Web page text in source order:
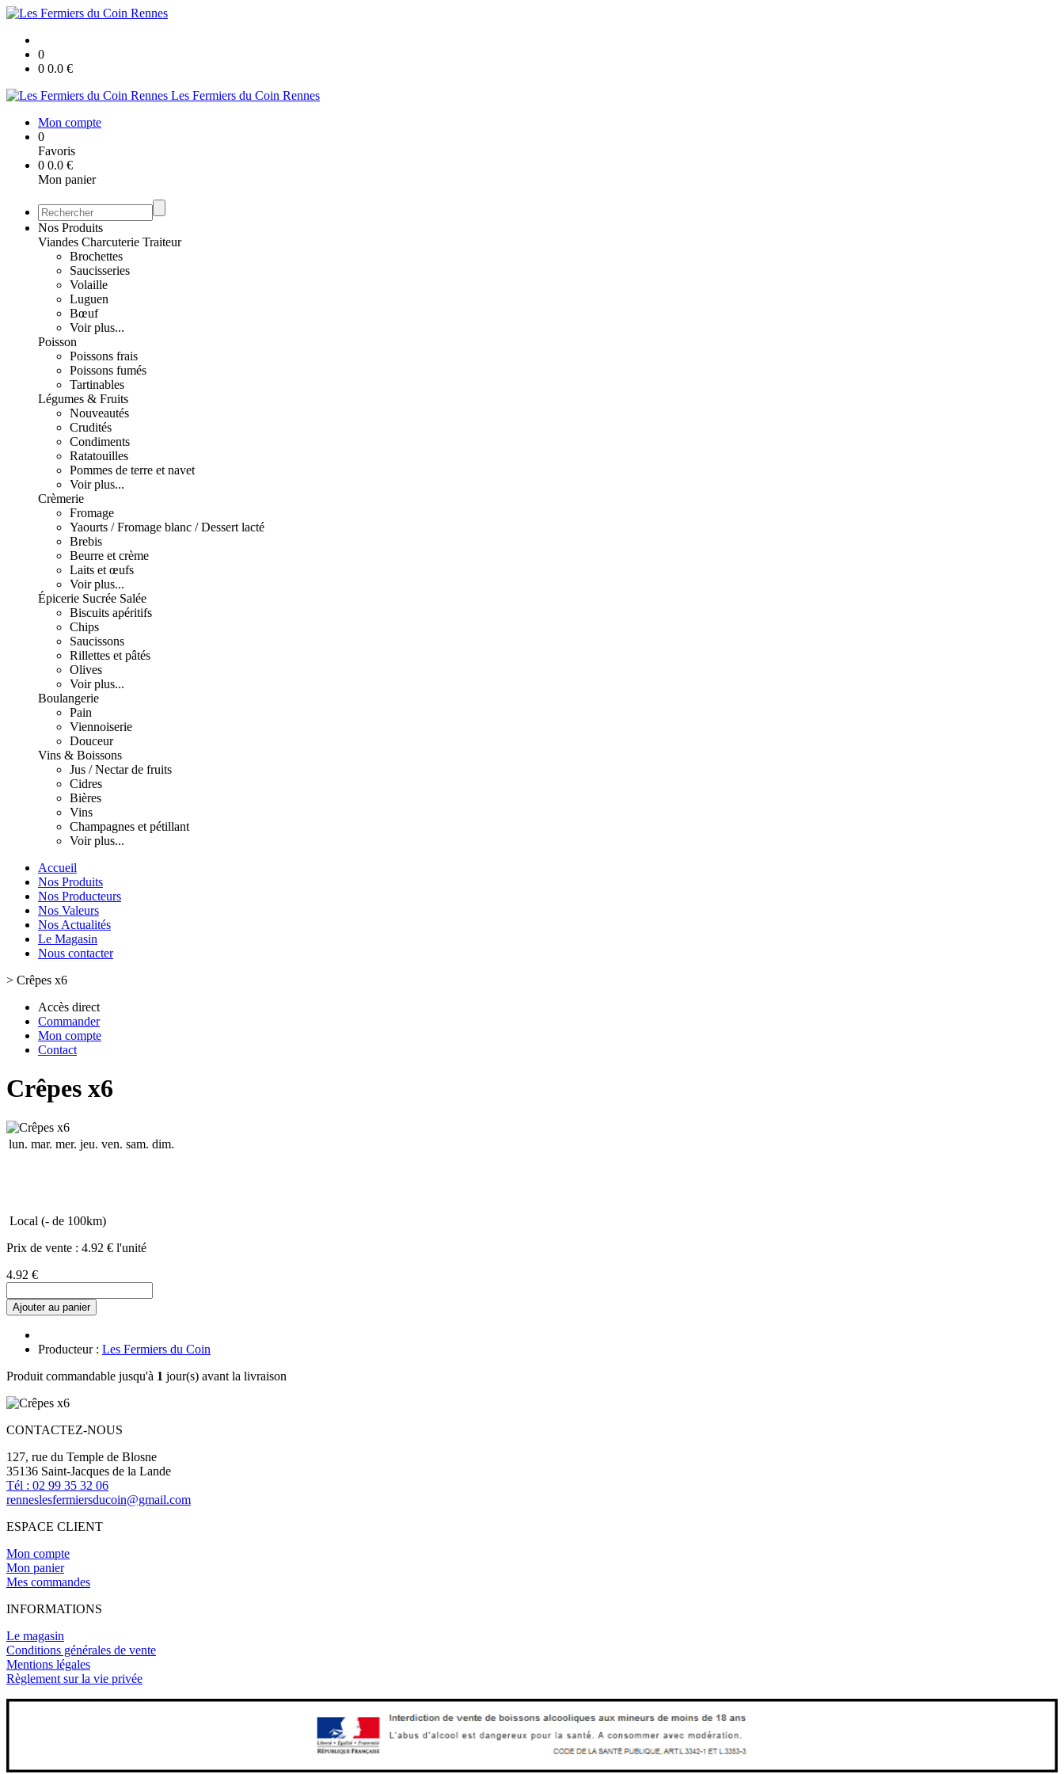
0
0 0.0 €
Les Fermiers du Coin Rennes
Mon compte
0
Favoris
0 0.0 €
Mon panier
Nos Produits
Viandes Charcuterie Traiteur
Brochettes
Saucisseries
Volaille
Luguen
Bœuf
Voir plus...
Poisson
Poissons frais
Poissons fumés
Tartinables
Légumes & Fruits
Nouveautés
Crudités
Condiments
Ratatouilles
Pommes de terre et navet
Voir plus...
Crèmerie
Fromage
Yaourts / Fromage blanc / Dessert lacté
Brebis
Beurre et crème
Laits et œufs
Voir plus...
Épicerie Sucrée Salée
Biscuits apéritifs
Chips
Saucissons
Rillettes et pâtés
Olives
Voir plus...
Boulangerie
Pain
Viennoiserie
Douceur
Vins & Boissons
Jus / Nectar de fruits
Cidres
Bières
Vins
Champagnes et pétillant
Voir plus...
Accueil
Nos Produits
Nos Producteurs
Nos Valeurs
Nos Actualités
Le Magasin
Nous contacter
> Crêpes x6
Accès direct
Commander
Mon compte
Contact
Crêpes x6
lun. mar. mer. jeu. ven. sam. dim.
Local (- de 100km)
Prix de vente : 4.92 € l'unité
4.92 €
Ajouter au panier
Producteur : Les Fermiers du Coin
Produit commandable jusqu'à 1 jour(s) avant la livraison
CONTACTEZ-NOUS
127, rue du Temple de Blosne
35136 Saint-Jacques de la Lande
Tél : 02 99 35 32 06
renneslesfermiersducoin@gmail.com
ESPACE CLIENT
Mon compte
Mon panier
Mes commandes
INFORMATIONS
Le magasin
Conditions générales de vente
Mentions légales
Règlement sur la vie privée